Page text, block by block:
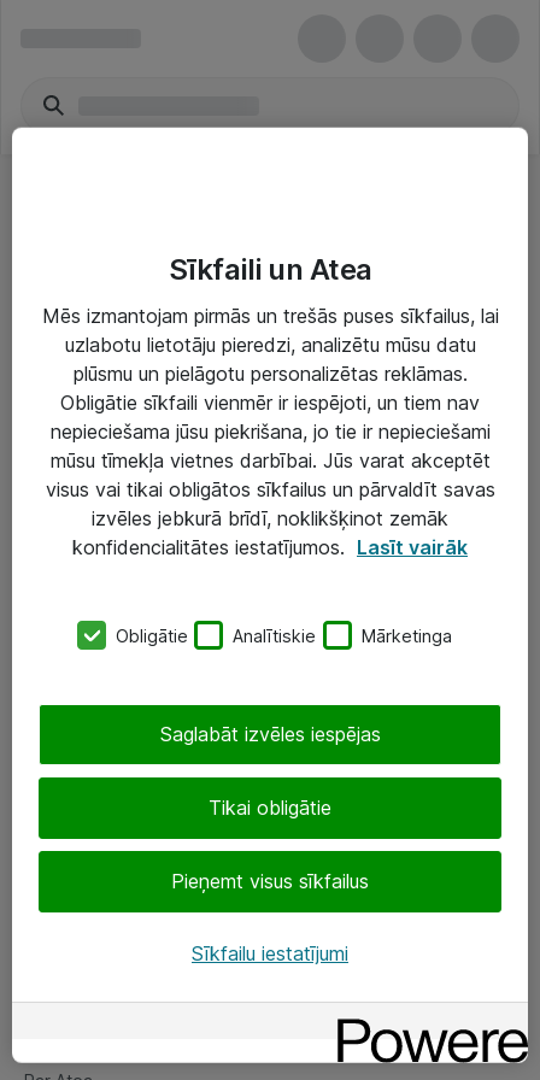
Risinājumi & Pakalpojumi
IT serviss un atbalsts
IT infrastruktūra
Darba vietu IT risinājumi
Serveri un datu centri
SIA „ATEA”
eShop@atea.lv
Ūnijas 15, Rīga
Sekojiet mums
Sīkfaili un Atea
Mēs izmantojam pirmās un trešās puses sīkfailus, lai
uzlabotu lietotāju pieredzi, analizētu mūsu datu
plūsmu un pielāgotu personalizētas reklāmas.
Obligātie sīkfaili vienmēr ir iespējoti, un tiem nav
nepieciešama jūsu piekrišana, jo tie ir nepieciešami
mūsu tīmekļa vietnes darbībai. Jūs varat akceptēt
visus vai tikai obligātos sīkfailus un pārvaldīt savas
izvēles jebkurā brīdī, noklikšķinot zemāk
konfidencialitātes iestatījumos. Lasīt vairāk
Obligātie Analītiskie Mārketinga
Tikai obligātie
Pieņemt visus sīkfailus
Saglabāt izvēles iespējas
Sīkfailu iestatījumi